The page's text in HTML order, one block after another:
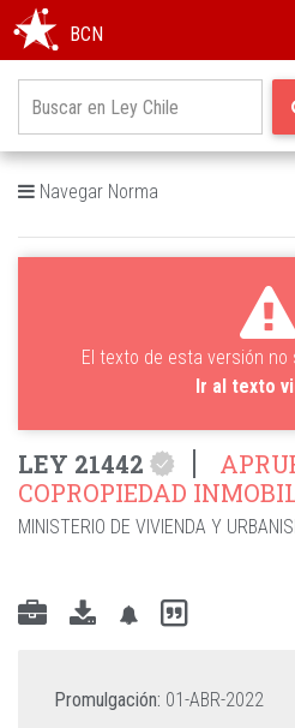
BCN
Navegar Norma
El texto de esta versión
Ir al texto
LEY 21442
COPROPIEDAD
MINISTERIO DE VIVIENDA Y
Promulgación: 01-ABR-2022